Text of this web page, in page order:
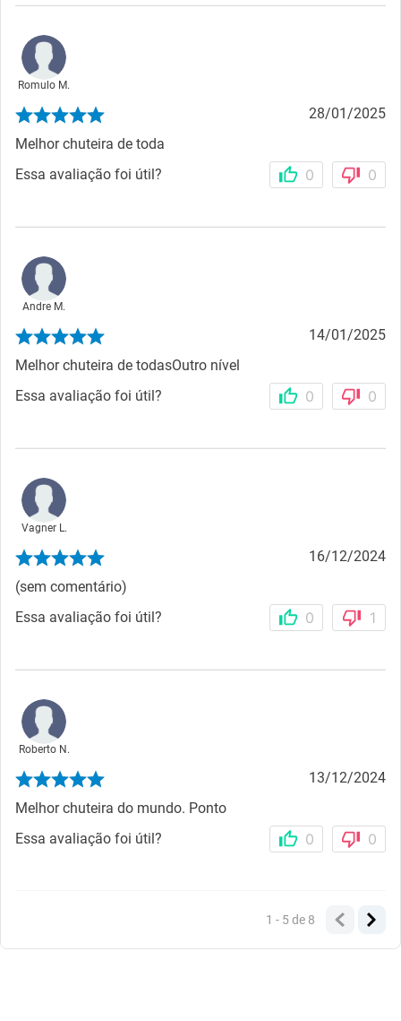
Romulo M.
28/01/2025
Melhor chuteira de toda
Essa avaliação foi útil?
0 0
Andre M.
14/01/2025
Melhor chuteira de todasOutro nível
Essa avaliação foi útil?
0 0
Vagner L.
16/12/2024
(sem comentário)
Essa avaliação foi útil?
0 1
Roberto N.
13/12/2024
Melhor chuteira do mundo. Ponto
Essa avaliação foi útil?
0 0
1 - 5de 8